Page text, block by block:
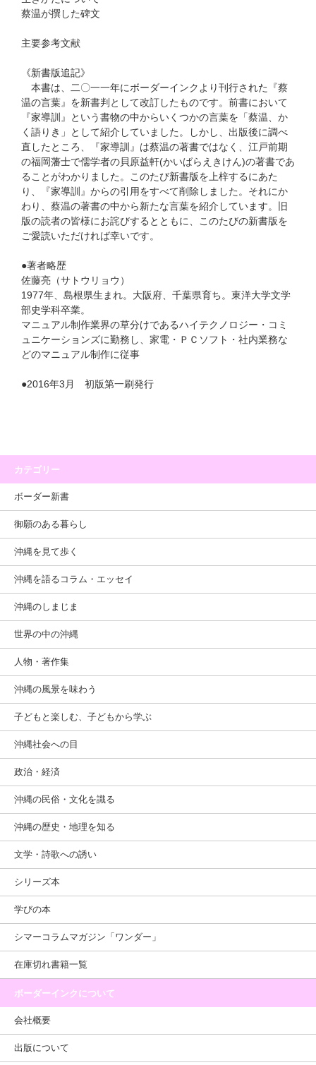
蔡温が撰した碑文
主要参考文献
《新書版追記》
本書は、二〇一一年にボーダーインクより刊行された『蔡
温の言葉』を新書判として改訂したものです。前書において
『家導訓』という書物の中からいくつかの言葉を「蔡温、か
く語りき」として紹介していました。しかし、出版後に調べ
直したところ、『家導訓』は蔡温の著書ではなく、江戸前期
の福岡藩士で儒学者の貝原益軒(かいばらえきけん)の著書であ
ることがわかりました。このたび新書版を上梓するにあた
り、『家導訓』からの引用をすべて削除しました。それにか
わり、蔡温の著書の中から新たな言葉を紹介しています。旧
版の読者の皆様にお詫びするとともに、このたびの新書版を
ご愛読いただければ幸いです。
●著者略歴
佐藤亮（サトウリョウ）
1977年、島根県生まれ。大阪府、千葉県育ち。東洋大学文学
部史学科卒業。
マニュアル制作業界の草分けであるハイテクノロジー・コミ
ュニケーションズに勤務し、家電・ＰＣソフト・社内業務な
どのマニュアル制作に従事
●2016年3月 初版第一刷発行
カテゴリー
ボーダー新書
御願のある暮らし
沖縄を見て歩く
沖縄を語るコラム・エッセイ
沖縄のしまじま
世界の中の沖縄
人物・著作集
沖縄の風景を味わう
子どもと楽しむ、子どもから学ぶ
沖縄社会への目
政治・経済
沖縄の民俗・文化を識る
沖縄の歴史・地理を知る
文学・詩歌への誘い
シリーズ本
学びの本
シマーコラムマガジン「ワンダー」
在庫切れ書籍一覧
ボーダーインクについて
会社概要
出版について